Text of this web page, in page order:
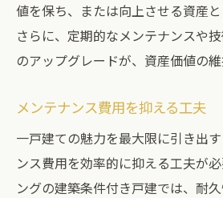
値を保ち、または向上させる資産と
さらに、定期的なメンテナンスや
のアップグレードが、資産価値の維
メンテナンス費用を抑える工夫
一戸建ての魅力を最大限に引き出
ンス費用を効率的に抑える工夫が
ングの建築条件付き戸建では、耐